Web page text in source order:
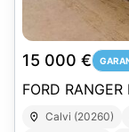
15 000 €
FORD
Calvi (20260)